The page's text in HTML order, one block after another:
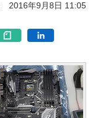
2016年9月8日 11:05